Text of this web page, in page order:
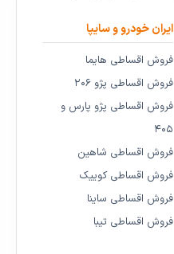
ایران خودرو و سایپا
فروش اقساطی هایما
فروش اقساطی پژو ۲۰۶
فروش اقساطی پژو پارس و
۴۰۵
فروش اقساطی شاهین
فروش اقساطی کوییک
فروش اقساطی ساینا
فروش اقساطی تیبا